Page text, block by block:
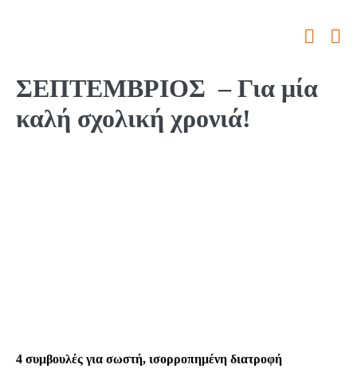
ΣΕΠΤΕΜΒΡΙΟΣ – Για μία
καλή σχολική χρονιά!
4 συμβουλές για σωστή, ισορροπημένη διατροφή